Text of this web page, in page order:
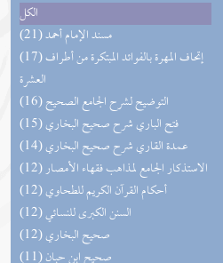
الكل
(21) مسند الإمام أحمد
(17) إتحاف المهرة بالفوائد المبتكرة من أطراف
العشرة
(16) التوضيح لشرح الجامع الصحيح
(15) فتح الباري شرح صحيح البخاري
(14) عمدة القاري شرح صحيح البخاري
(12) الاستذكار الجامع لمذاهب فقهاء الأمصار
(12) أحكام القرآن الكريم للطحاوي
(12) السنن الكبرى للنسائي
(12) صحيح البخاري